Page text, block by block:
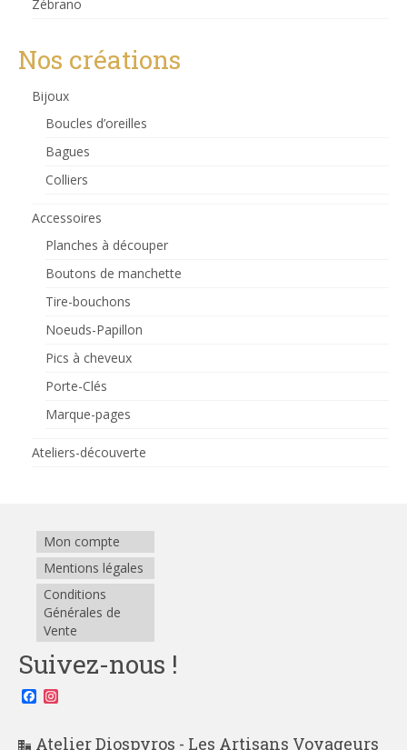
Zébrano
Nos créations
Bijoux
Boucles d’oreilles
Bagues
Colliers
Accessoires
Planches à découper
Boutons de manchette
Tire-bouchons
Noeuds-Papillon
Pics à cheveux
Porte-Clés
Marque-pages
Ateliers-découverte
Mon compte
Mentions légales
Conditions
Générales de
Vente
Suivez-nous !
Facebook
Atelier Diospyros - Les Artisans Voyageurs